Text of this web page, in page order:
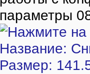
параметры